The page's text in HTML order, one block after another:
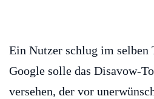
Ein Nutzer schlug im selben
Google solle das Disavow-
versehen, der vor